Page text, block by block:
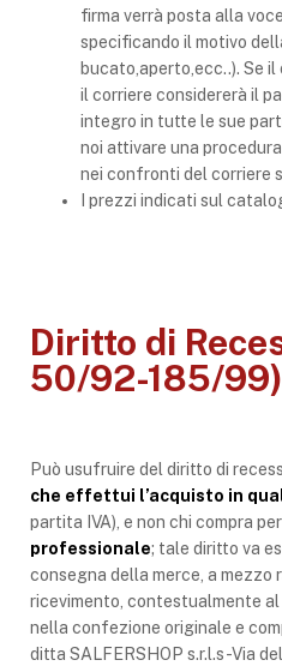
firma verrà posta alla
specificando il motivo
bucato,aperto,ecc..). Se
il corriere considererà il
integro in tutte le sue
noi attivare una
nei confronti del corriere
I prezzi indicati sul
Diritto di
50/92-185/99)
Può usufruire del diritto di
che effettui l’acquisto in
partita IVA), e non chi compra
professionale; tale diritto va
consegna della merce, a mezzo
ricevimento, contestualmente
nella confezione originale e
ditta SALFERSHOP s.r.l.s -Via